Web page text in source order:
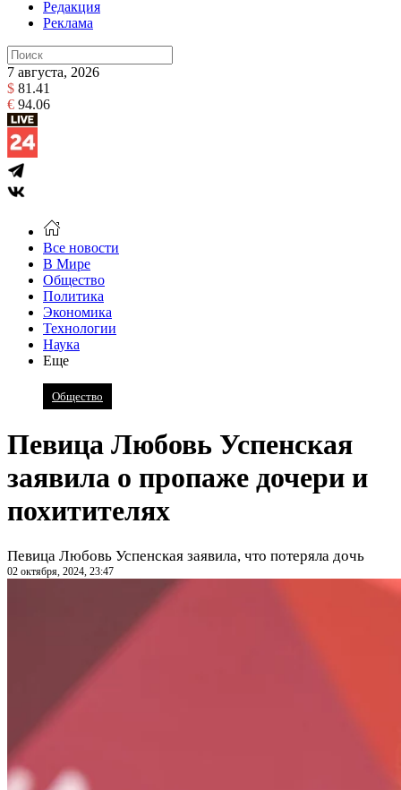
Редакция
Реклама
7 августа, 2026
$ 81.41
€ 94.06
Все новости
В Мире
Общество
Политика
Экономика
Технологии
Наука
Еще
Общество
Певица Любовь Успенская
заявила о пропаже дочери и
похитителях
Певица Любовь Успенская заявила, что потеряла дочь
02 октября, 2024, 23:47